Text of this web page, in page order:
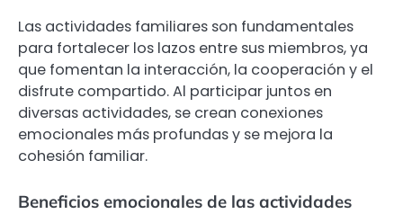
Las actividades familiares son fundamentales
para fortalecer los lazos entre sus miembros, ya
que fomentan la interacción, la cooperación y el
disfrute compartido. Al participar juntos en
diversas actividades, se crean conexiones
emocionales más profundas y se mejora la
cohesión familiar.
Beneficios emocionales de las actividades